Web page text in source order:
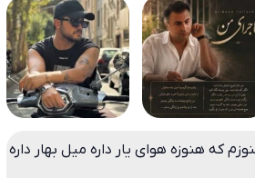
که هنوزه هوای یار داره میل بهار داره